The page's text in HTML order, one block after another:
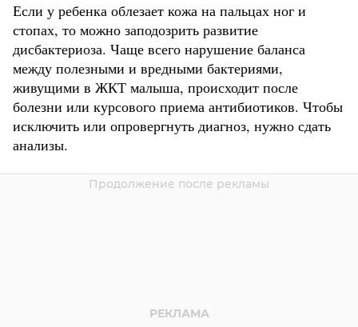
Если у ребенка облезает кожа на пальцах ног и
стопах, то можно заподозрить развитие
дисбактериоза. Чаще всего нарушение баланса
между полезными и вредными бактериями,
живущими в ЖКТ малыша, происходит после
болезни или курсового приема антибиотиков. Чтобы
исключить или опровергнуть диагноз, нужно сдать
анализы.